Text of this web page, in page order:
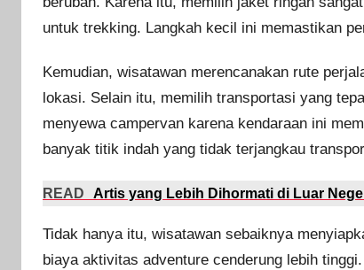
untuk trekking. Langkah kecil ini memastikan
Kemudian, wisatawan merencanakan rute
lokasi. Selain itu, memilih transportasi yang
menyewa campervan karena kendaraan ini
banyak titik indah yang tidak terjangkau
READ Artis yang Lebih Dihormati di Luar
Tidak hanya itu, wisatawan sebaiknya
biaya aktivitas adventure cenderung lebih